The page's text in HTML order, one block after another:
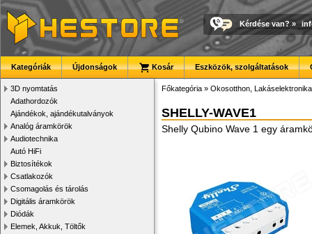
Kérdése van? »
Kategóriák Újdonságok Kosár Eszközök, szolgáltatások
3D nyomtatás
Adathordozók
Ajándékok, ajándékutalványok
Analóg áramkörök
Audiotechnika
Autó HiFi
Biztosítékok
Csatlakozók
Csomagolás és tárolás
Digitális áramkörök
Diódák
Elemek, Akkuk, Töltők
Főkategória » Okosotthon, Lakáselektronika
SHELLY-WAVE1
Shelly Qubino Wave 1 egy